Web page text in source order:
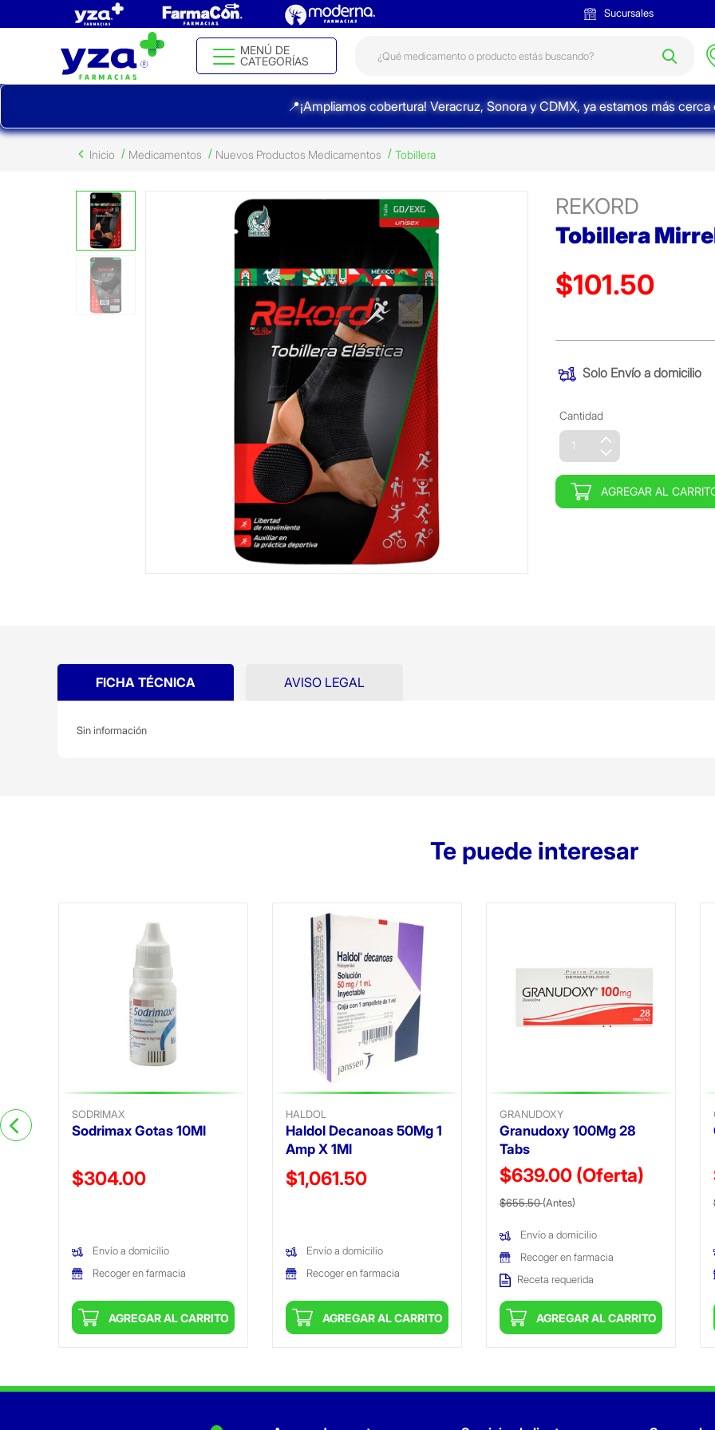
Sucursales
MENÚ DE
CATEGORÍAS
📍¡Ampliamos cobertura! Veracruz, Sonora y CDMX, ya estamos más cerca
Inicio Medicamentos Nuevos Productos Medicamentos Tobillera
REKORD
Tobillera
Precio reducido de
$101.50
SoloEnvío a domicilio
Cantidad
AGREGAR AL
FICHA TÉCNICA
Sin información
AVISO LEGAL
Te puede interesar
SODRIMAX
Sodrimax Gotas 10Ml
Precio reducido de
$304.00
Envío a domicilio
Recoger en farmacia
AGREGAR AL CARRITO
HALDOL
Haldol Decanoas 50Mg 1
Amp X 1Ml
Precio reducido de
$1,061.50
Envío a domicilio
Recoger en farmacia
AGREGAR AL CARRITO
GRANUDOXY
Granudoxy 100Mg 28
Tabs
$639.00 (Oferta)
Precio reducido de
$655.50(Antes)
Envío a domicilio
Recoger en farmacia
Receta requerida
AGREGAR AL CARRITO